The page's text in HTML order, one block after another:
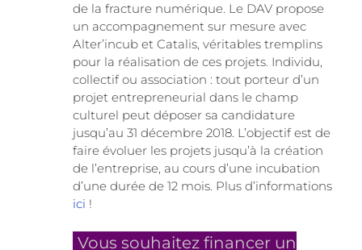
de la fracture numérique. Le DAV propose
un accompagnement sur mesure avec
Alter’incub et Catalis, véritables tremplins
pour la réalisation de ces projets. Individu,
collectif ou association : tout porteur d’un
projet entrepreneurial dans le champ
culturel peut déposer sa candidature
jusqu’au 31 décembre 2018. L’objectif est de
faire évoluer les projets jusqu’à la création
de l’entreprise, au cours d’une incubation
d’une durée de 12 mois. Plus d’informations
ici !
Vous souhaitez financer un